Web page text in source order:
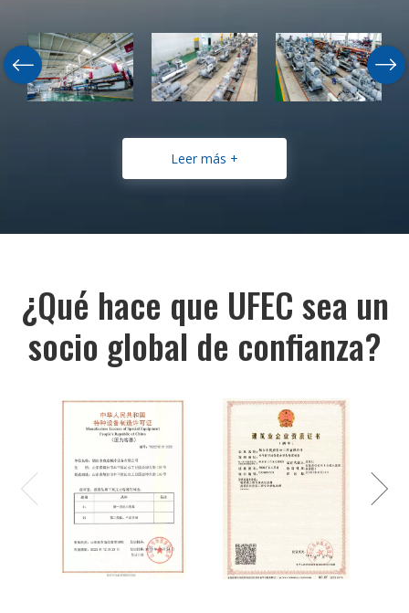
Leer más +
¿Qué hace que UFEC sea un
socio global de confianza?